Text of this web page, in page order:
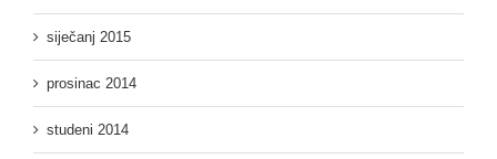
siječanj 2015
prosinac 2014
studeni 2014